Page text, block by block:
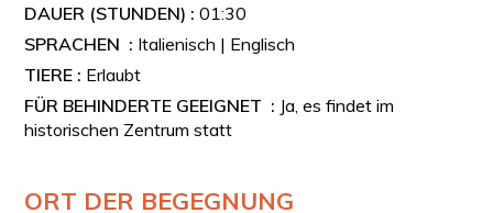
DAUER (STUNDEN) :01:30
SPRACHEN : Italienisch | Englisch
TIERE : Erlaubt
FÜR BEHINDERTE GEEIGNET : Ja, es findet im
historischen Zentrum statt
ORT DER BEGEGNUNG